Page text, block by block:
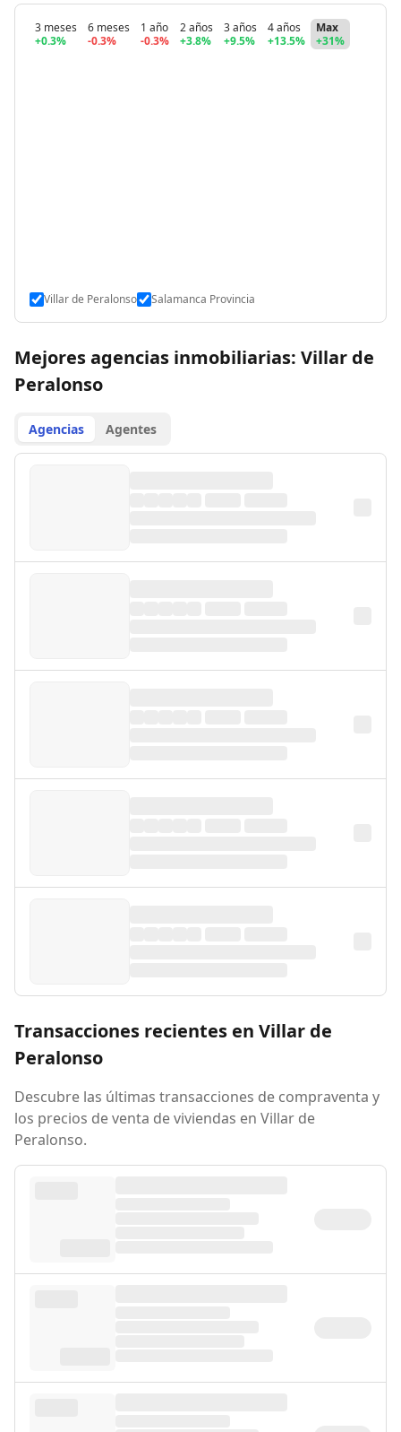
3 meses
+0.3%
6 meses
-0.3%
1 año
-0.3%
2 años
+3.8%
3 años
+9.5%
4 años
+13.5%
Max
+31%
Villar de Peralonso Salamanca Provincia
Mejores agencias inmobiliarias: Villar de
Peralonso
Agencias Agentes
Transacciones recientes en Villar de
Peralonso
Descubre las últimas transacciones de compraventa y
los precios de venta de viviendas en Villar de
Peralonso.